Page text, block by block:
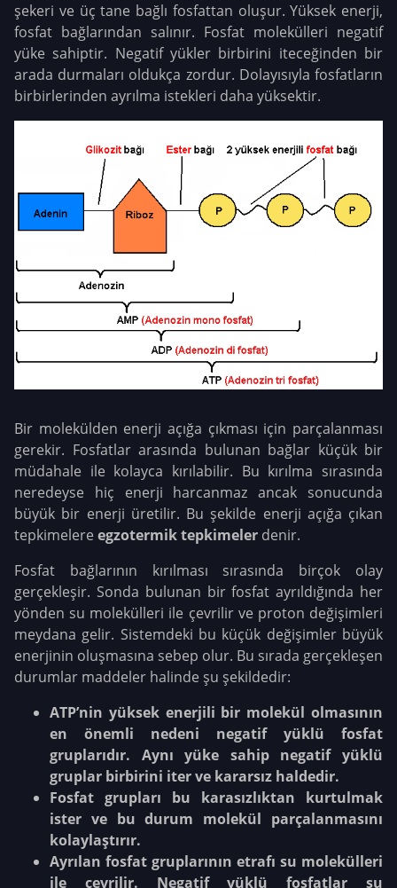
şekeri ve üç tane bağlı fosfattan oluşur. Yüksek enerji,
fosfat bağlarından salınır. Fosfat molekülleri negatif
yüke sahiptir. Negatif yükler birbirini iteceğinden bir
arada durmaları oldukça zordur. Dolayısıyla fosfatların
birbirlerinden ayrılma istekleri daha yüksektir.
Bir molekülden enerji açığa çıkması için parçalanması
gerekir. Fosfatlar arasında bulunan bağlar küçük bir
müdahale ile kolayca kırılabilir. Bu kırılma sırasında
neredeyse hiç enerji harcanmaz ancak sonucunda
büyük bir enerji üretilir. Bu şekilde enerji açığa çıkan
tepkimelere egzotermik tepkimeler denir.
Fosfat bağlarının kırılması sırasında birçok olay
gerçekleşir. Sonda bulunan bir fosfat ayrıldığında her
yönden su molekülleri ile çevrilir ve proton değişimleri
meydana gelir. Sistemdeki bu küçük değişimler büyük
enerjinin oluşmasına sebep olur. Bu sırada gerçekleşen
durumlar maddeler halinde şu şekildedir:
ATP’nin yüksek enerjili bir molekül olmasının
en önemli nedeni negatif yüklü fosfat
gruplarıdır. Aynı yüke sahip negatif yüklü
gruplar birbirini iter ve kararsız haldedir.
Fosfat grupları bu karasızlıktan kurtulmak
ister ve bu durum molekül parçalanmasını
kolaylaştırır.
Ayrılan fosfat gruplarının etrafı su molekülleri
ile çevrilir. Negatif yüklü fosfatlar su